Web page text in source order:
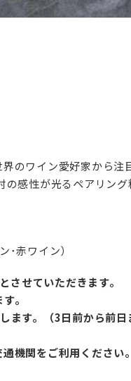
のワイン愛好家から
感性が光るペアリン
･赤ワイン）
せていただきます。
。
す。（3日前から前日
機関をご利用くださ